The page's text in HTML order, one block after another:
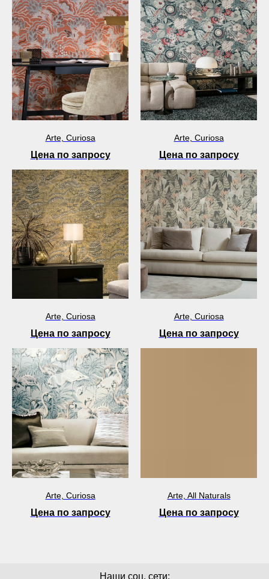
Arte, Curiosa
Цена по запросу
Arte, Curiosa
Цена по запросу
Arte, Curiosa
Цена по запросу
Arte, Curiosa
Цена по запросу
Arte, Curiosa
Цена по запросу
Arte, All Naturals
Цена по запросу
Наши соц. сети: